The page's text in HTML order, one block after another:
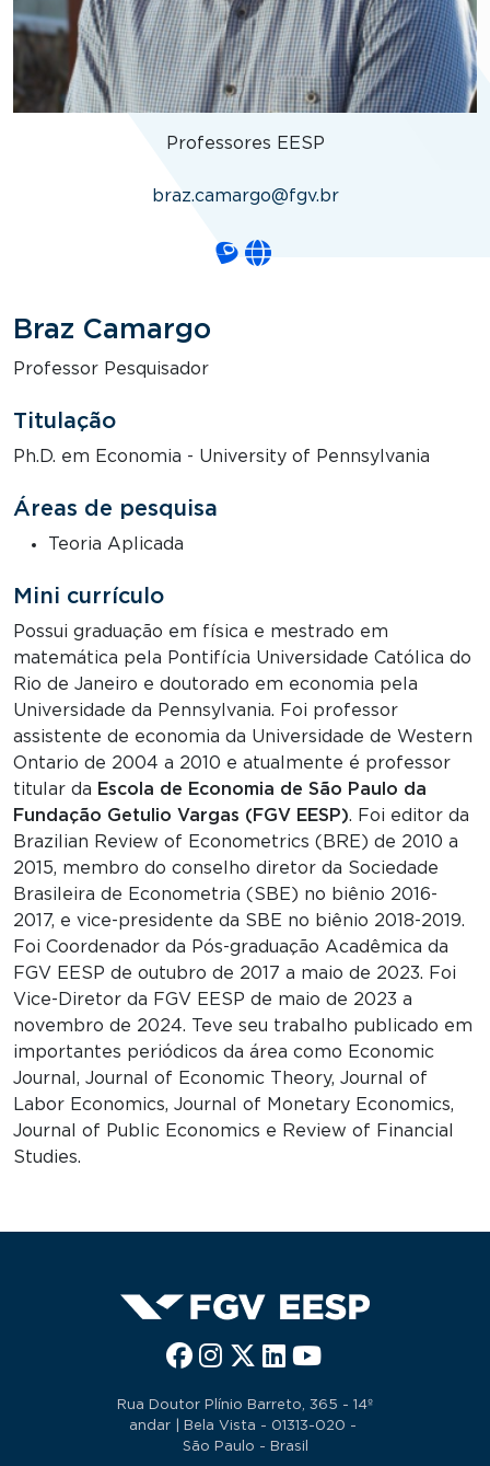
Professores EESP
braz.camargo@fgv.br
Braz Camargo
Professor Pesquisador
Titulação
Ph.D. em Economia - University of Pennsylvania
Áreas de pesquisa
Teoria Aplicada
Mini currículo
Possui graduação em física e mestrado em
matemática pela Pontifícia Universidade Católica do
Rio de Janeiro e doutorado em economia pela
Universidade da Pennsylvania. Foi professor
assistente de economia da Universidade de Western
Ontario de 2004 a 2010 e atualmente é professor
titular da Escola de Economia de São Paulo da
Fundação Getulio Vargas (FGV EESP). Foi editor da
Brazilian Review of Econometrics (BRE) de 2010 a
2015, membro do conselho diretor da Sociedade
Brasileira de Econometria (SBE) no biênio 2016-
2017, e vice-presidente da SBE no biênio 2018-2019.
Foi Coordenador da Pós-graduação Acadêmica da
FGV EESP de outubro de 2017 a maio de 2023. Foi
Vice-Diretor da FGV EESP de maio de 2023 a
novembro de 2024. Teve seu trabalho publicado em
importantes periódicos da área como Economic
Journal, Journal of Economic Theory, Journal of
Labor Economics, Journal of Monetary Economics,
Journal of Public Economics e Review of Financial
Studies.
Rua Doutor Plínio Barreto, 365 - 14º
andar | Bela Vista - 01313-020 -
São Paulo - Brasil